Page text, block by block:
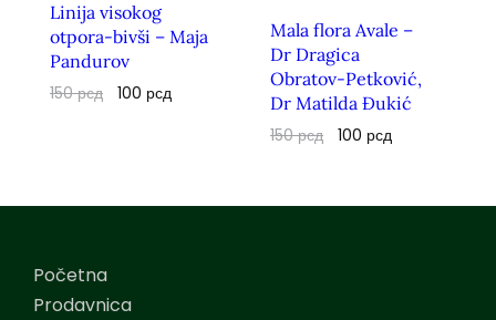
Linija visokog
otpora-bivši – Maja
Pandurov
150рсд 100 рсд
Mala flora Avale –
Dr Dragica
Obratov-Petković,
Dr Matilda Đukić
150рсд 100 рсд
Početna
Prodavnica